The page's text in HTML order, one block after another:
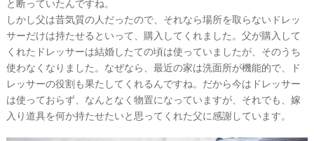
と断っていたんですね。
しかし父は昔気質の人だったので、それなら場所を取らないドレッ
サーだけは持たせるといって、購入してくれました。父が購入して
くれたドレッサーは結婚したての頃は使っていましたが、そのうち
使わなくなりました。なぜなら、最近の家は洗面所が機能的で、ド
レッサーの役割も果たしてくれるんですね。だから今はドレッサー
は使っておらず、なんとなく物置になっていますが、それでも、嫁
入り道具を何か持たせたいと思ってくれた父に感謝しています。
結
婚
の
段
取
り